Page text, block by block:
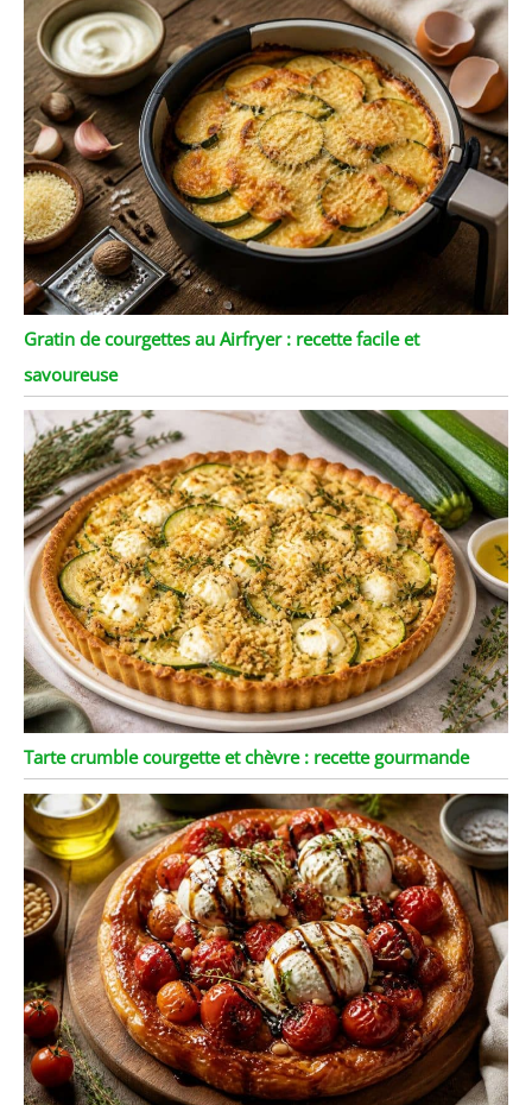
les types de viande,
comme le steak, le poulet
et la côtelette de porc.
Ces couteaux à steak sont
parfaits comme cadeau.
Si vous cherchez un
moyen élégant et
pratique de rendre
quelque chose à vos amis
et à votre famille, alors
cet ensemble de
dentelés est votre
premier choix !
Gratin de courgettes au Airfryer : recette facile et
savoureuse
Tarte crumble courgette et chèvre : recette gourmande